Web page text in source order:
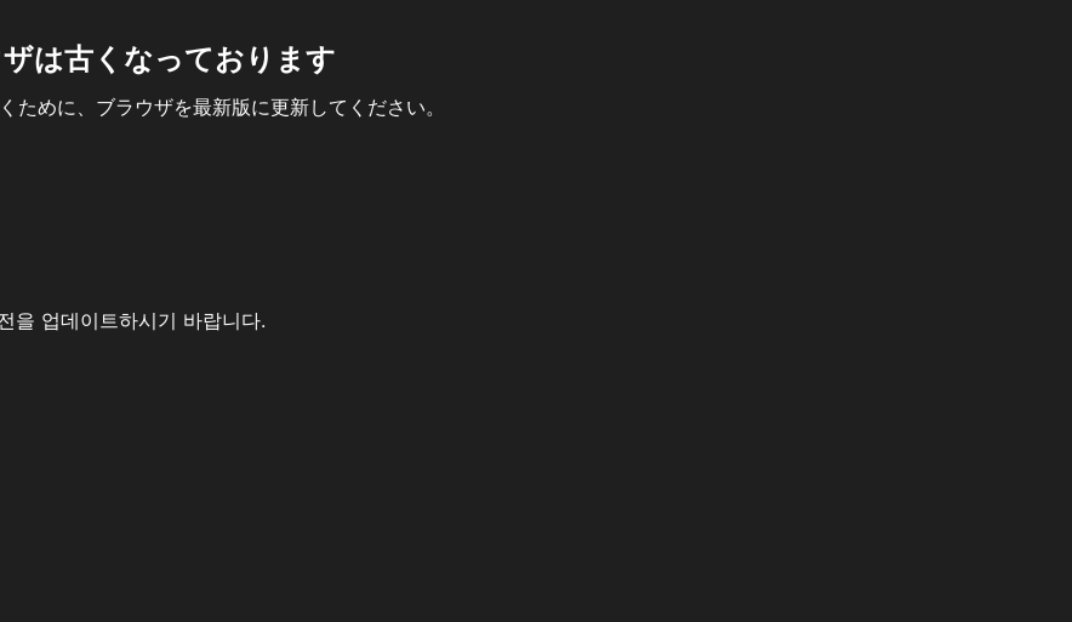
は古くなっております
めに、ブラウザを最新版に更新してください。
을 업데이트하시기 바랍니다.